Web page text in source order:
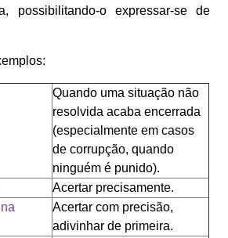
possibilitando-o expressar-se de
Quando uma situação não
resolvida acaba encerrada
(especialmente em casos
de corrupção, quando
ninguém é punido).
Acertar precisamente.
Acertar com precisão,
adivinhar de primeira.